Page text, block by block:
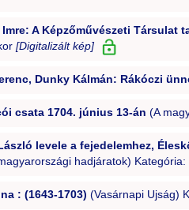
A Képzőművészeti Társulat
[Digitalizált kép]
Dunky Kálmán: Rákóczi
csata 1704. június 13-án (A
levele a fejedelemhez,
hadjáratok)
: (1643-1703) (Vasárnapi Ujság)